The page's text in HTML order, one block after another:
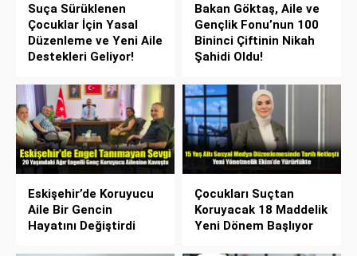
Suça Sürüklenen
Çocuklar İçin Yasal
Düzenleme ve Yeni Aile
Destekleri Geliyor!
Bakan Göktaş, Aile ve
Gençlik Fonu’nun 100
Bininci Çiftinin Nikah
Şahidi Oldu!
Eskişehir’de Koruyucu
Aile Bir Gencin
Hayatını Değiştirdi
Çocukları Suçtan
Koruyacak 18 Maddelik
Yeni Dönem Başlıyor